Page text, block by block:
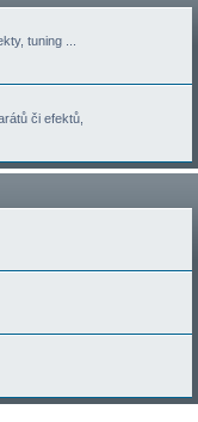
tuning ...
či efektů,